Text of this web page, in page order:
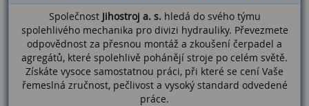
Společnost Jihostroj a. s.hledá do svého týmu
spolehlivého mechanika pro divizi hydrauliky. Převezmete
odpovědnost za přesnou montáž a zkoušení čerpadel a
agregátů, které spolehlivě pohánějí stroje po celém světě.
Získáte vysoce samostatnou práci, při které se cení Vaše
řemeslná zručnost, pečlivost a vysoký standard odvedené
práce.